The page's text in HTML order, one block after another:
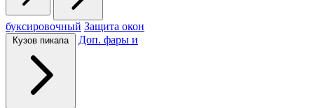
буксировочный Защита окон
Кузов пикапа Доп. фары и